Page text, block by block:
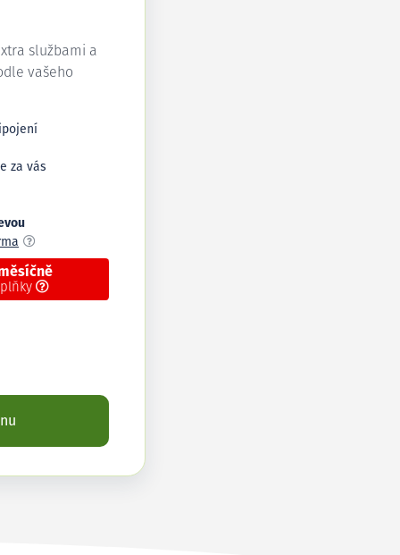
službami a
vašeho
za vás